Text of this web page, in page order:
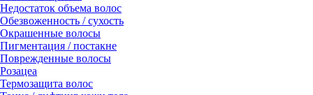
Недостаток объема волос
Обезвоженность / сухость
Окрашенные волосы
Пигментация / постакне
Поврежденные волосы
Розацеа
Термозащита волос